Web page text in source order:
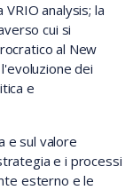
analysis; la
cui si
al New
dei
e
e sul valore
e i processi
esterno e le